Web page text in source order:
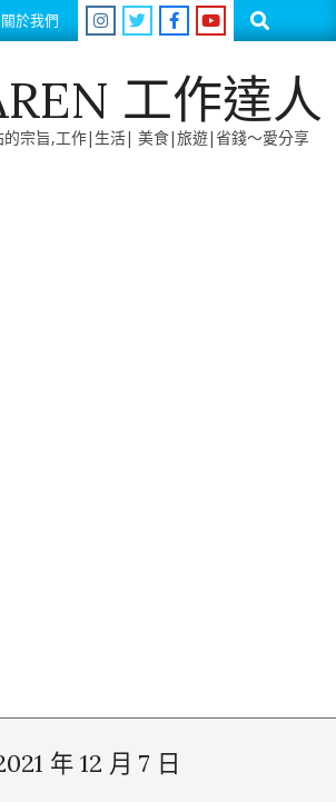
關於我們 Search
工作達人
的宗旨,工作|生活| 美食|旅遊|省錢～愛分享
年 12 月 7 日